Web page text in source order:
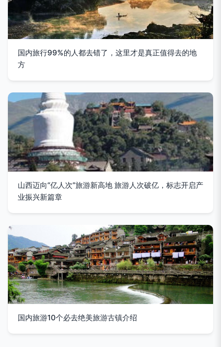
国内旅行99%的人都去错了，这里才是真正值得去的地
方
山西迈向“亿人次”旅游新高地 旅游人次破亿，标志开启产
业振兴新篇章
国内旅游10个必去绝美旅游古镇介绍